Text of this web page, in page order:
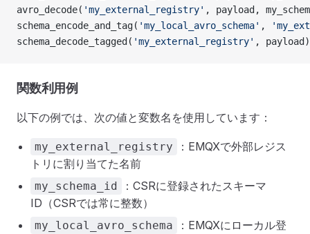
avro_decode( 'my_external_registry' , payload,
schema_encode_and_tag( 'my_local_avro_schema' ,
schema_decode_tagged( 'my_external_registry' , payload)
関数利用例
以下の例では、次の値と変数名を使用しています：
my_external_registry
：EMQXで外部レジス
トリに割り当てた名前
my_schema_id
：CSRに登録されたスキーマ
ID（CSRでは常に整数）
my_local_avro_schema
：EMQXにローカル登